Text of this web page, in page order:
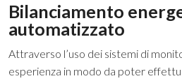
Bilanciamento
automatizzato
Attraverso l’uso dei sistemi di
esperienza in modo da poter